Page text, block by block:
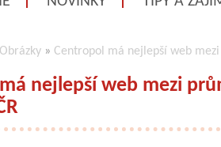
Obrázky » Centropol má nejlepší web
nejlepší web mezi